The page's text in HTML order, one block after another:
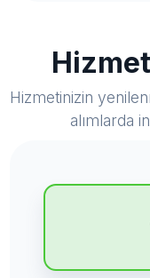
Hizmetinizin
alımlarda